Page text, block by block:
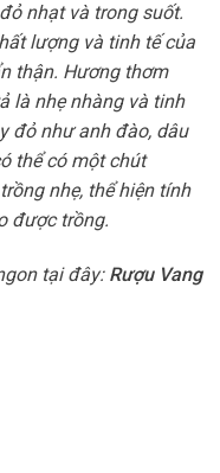
nhạt và trong suốt.
lượng và tinh tế của
thận. Hương thơm
là nhẹ nhàng và tinh
đỏ như anh đào, dâu
thể có một chút
nhẹ, thể hiện tính
được trồng.
tại đây: Rượu Vang